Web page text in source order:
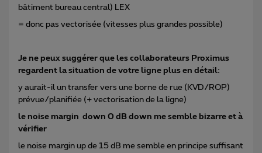
bâtiment bureau central) LEX
= donc pas vectorisée (vitesses plus grandes possible)
Je ne peux suggérer que les collaborateurs Proximus
regardent la situation de votre ligne plus en détail:
y aurait-il un transfer vers une borne de rue (KVD/ROP)
prévue/planifiée (+ vectorisation de la ligne)
le noise margin down 0 dB down me semble bizarre et à
vérifier
le noise margin up de 15 dB me semble en principe suffisant